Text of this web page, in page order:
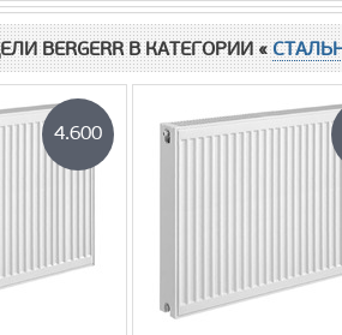
BERGERR В КАТЕГОРИИ «
4.600